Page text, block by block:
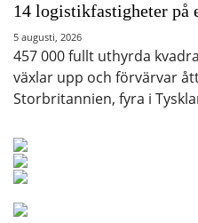
14 logistikfastigheter på
5 augusti, 2026
457 000 fullt uthyrda
växlar upp och förvärvar
Storbritannien, fyra i